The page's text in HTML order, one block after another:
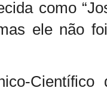
como
ele não